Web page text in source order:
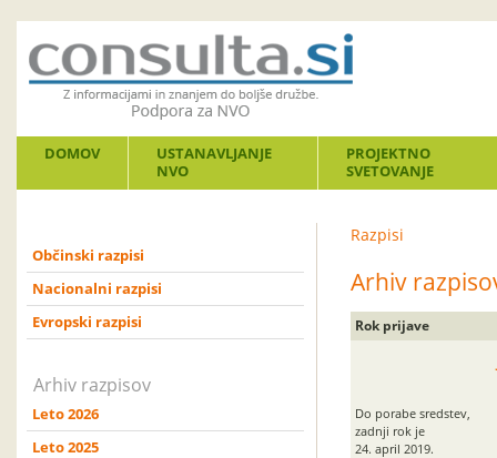
DOMOV
USTANAVLJANJE
NVO
PROJEKTNO
SVETOVANJE
Občinski razpisi
Nacionalni razpisi
Evropski razpisi
Arhiv razpisov
Leto 2026
Leto 2025
Razpisi
Arhiv
Rok prijave
Do porabe sredstev,
zadnji rok je
24. april 2019.